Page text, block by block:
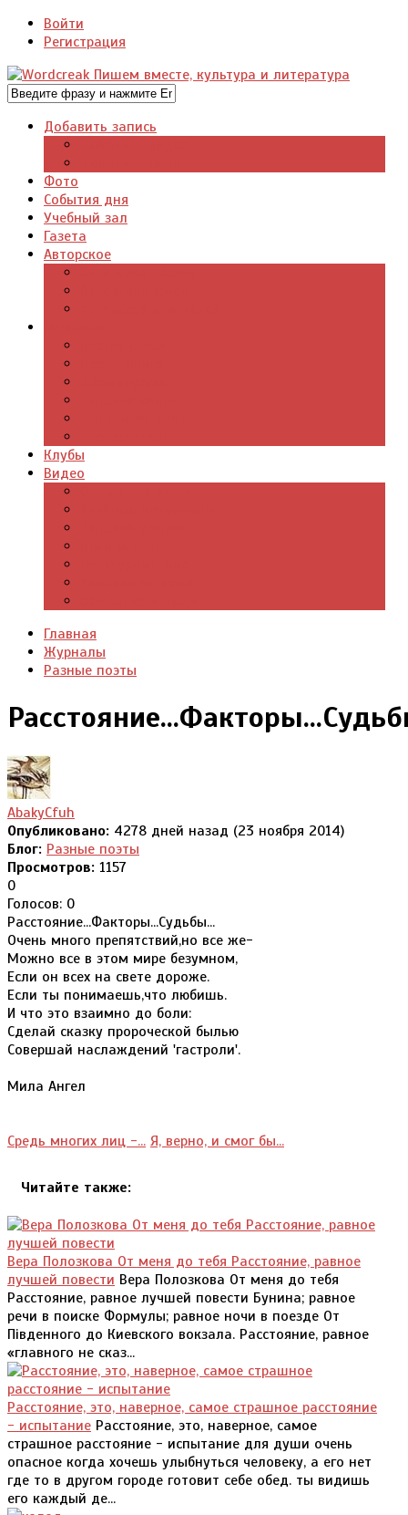
Войти
Регистрация
Добавить запись
Фото
События дня
Учебный зал
Газета
Авторское
Клубы
Видео
Главная
Журналы
Разные поэты
AbakyCfuh
Опубликовано: 4278 дней назад (23 ноября 2014)
Блог: Разные поэты
Просмотров: 1157
0
Голосов: 0
Расстояние...Факторы...Судьбы...
Очень много препятствий,но все же-
Можно все в этом мире безумном,
Если он всех на свете дороже.
Если ты понимаешь,что любишь.
И что это взаимно до боли:
Сделай сказку пророческой былью
Совершай наслаждений 'гастроли'.
Мила Ангел
Средь многих лиц -... Я, верно, и смог бы...
Читайте также:
Вера Полозкова От меня до тебя Расстояние, равное
лучшей повести Вера Полозкова От меня до тебя
Расстояние, равное лучшей повести Бунина; равное
речи в поиске Формулы; равное ночи в поезде От
Пiвденного до Киевского вокзала. Расстояние, равное
«главного не сказ...
Расстояние, это, наверное, самое страшное расстояние
- испытание Расстояние, это, наверное, самое
страшное расстояние - испытание для души очень
опасное когда хочешь улыбнуться человеку, а его нет
где то в другом городе готовит себе обед. ты видишь
его каждый де...